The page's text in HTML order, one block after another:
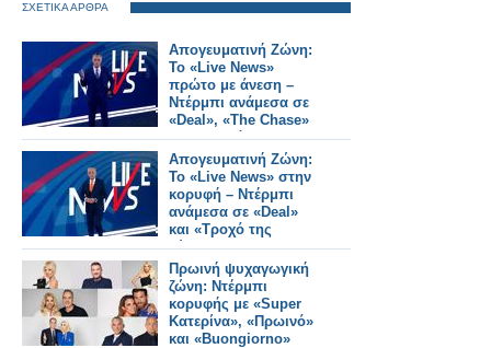
ΣΧΕΤΙΚΑ ΑΡΘΡΑ
Απογευματινή Ζώνη:
Το «Live News»
πρώτο με άνεση –
Ντέρμπι ανάμεσα σε
«Deal», «The Chase»
και «Τροχό»
Απογευματινή Ζώνη:
Το «Live News» στην
κορυφή – Ντέρμπι
ανάμεσα σε «Deal»
και «Τροχό της
Τύχης»
Πρωινή ψυχαγωγική
ζώνη: Ντέρμπι
κορυφής με «Super
Κατερίνα», «Πρωινό»
και «Buongiorno»